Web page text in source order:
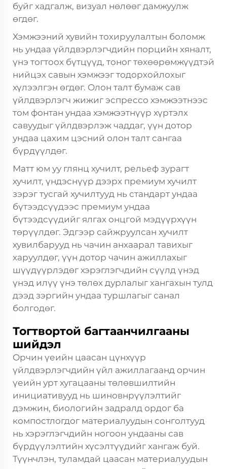
буйг хадгалж, визуал нөлөөг дамжуулж
өгдөг.
Хэмжээний хувийн тохируулалтын боломж
нь ундаа үйлдвэрлэгчдийн порцийн хяналт,
үнэ тогтоох бүтцүүд, тоног төхөөрөмжүүдтэй
нийцэх савын хэмжээг тодорхойлохыг
хүлээлгэн өгдөг. Олон талт бумаж сав
үйлдвэрлэгч жижиг эспрессо хэмжээтнээс
том фонтан ундаа хэмжээтнүүр хүртэлх
савуудыг үйлдвэрлэж чаддаг, үүн дотор
ундаа цахим цэсний олон талт сангаа
бүрдүүлдөг.
Матт юм уу глянц хучилт, рельеф зурагт
хучилт, үндэснүүр дээрх премиум хучилт
зэрэг тусгай хучилтууд нь стандарт ундаа
бүтээдсүүдээс премиум ундаа
бүтээдсүүдийг ялгах онцгой мэдүүрхүүн
төрүүлдөг. Эдгээр сайжруулсан хучилт
хувилбарууд нь чачин анхаарал тавихыг
харуулдөг, үүн дотор чачин ажиллахыг
шүүдүүрлэдөг хэрэглэгчдийн сүүлд үнэд
үнэд илүү үнэ төлөх дурлалыг хангахын тулд
дээд зэргийн ундаа туршлагыг санал
болгодөг.
Тогтвортой багтаанчилгааны
шийдэл
Орчин үеийн цаасан цүнхүүр
үйлдвэрлэгчдийн үйл ажиллагаанд орчин
үеийн урт хугацааны төлөвшилтийн
инициативууд нь шиновнрүүлэлтийг
дэмжин, биологийн задралд ордог ба
компостлогдог материалуудын сонголтууд
нь хэрэглэгчдийн ногоон ундааны сав
бүрдүүлэлтийн хүсэлтүүдийг хангаж буй.
Түүнчлэн, туламдай цаасан материалуудын